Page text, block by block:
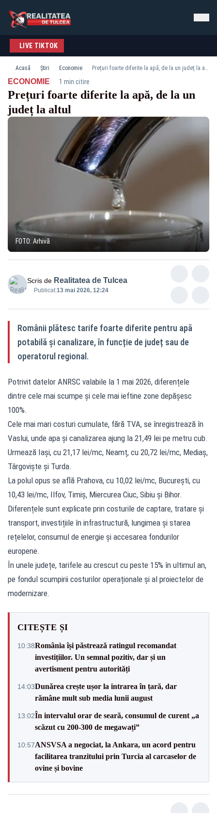
LIVE TIKTOK
Acasă Știri Economie Prețuri foarte diferite la apă, de la un județ la altul
ECONOMIE· 1 min citire
Prețuri foarte diferite la apă, de la un
județ la altul
FOTO: Arhivă
Scris de Realitatea de Tulcea
Publicat:13 mai 2026, 12:24
Românii plătesc tarife foarte diferite pentru apă
potabilă și canalizare, în funcție de județ sau de
operatorul regional.
Potrivit datelor ANRSC valabile la 1 mai 2026, diferențele
dintre cele mai scumpe și cele mai ieftine zone depășesc
100%.
Cele mai mari costuri cumulate, fără TVA, se înregistrează în
Vaslui, unde apa și canalizarea ajung la 21,49 lei pe metru cub.
Urmează Iași, cu 21,17 lei/mc, Neamț, cu 20,72 lei/mc, Mediaș,
Târgoviște și Turda.
La polul opus se află Prahova, cu 10,02 lei/mc, București, cu
10,43 lei/mc, Ilfov, Timiș, Miercurea Ciuc, Sibiu și Bihor.
Diferențele sunt explicate prin costurile de captare, tratare și
transport, investițiile în infrastructură, lungimea și starea
rețelelor, consumul de energie și accesarea fondurilor
europene.
În unele județe, tarifele au crescut cu peste 15% în ultimul an,
pe fondul scumpirii costurilor operaționale și al proiectelor de
modernizare.
CITEȘTE ȘI
10:38România își păstrează ratingul recomandat
investițiilor. Un semnal pozitiv, dar și un
avertisment pentru autorități
14:03Dunărea crește ușor la intrarea în țară, dar
rămâne mult sub media lunii august
13:02În intervalul orar de seară, consumul de curent „a
scăzut cu 200-300 de megawați”
10:57ANSVSA a negociat, la Ankara, un acord pentru
facilitarea tranzitului prin Turcia al carcaselor de
ovine și bovine